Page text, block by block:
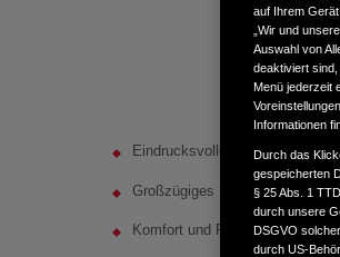
Eindrucksvolle Gestaltung mit
Großzügiges Raumgefühl im
Komfort und Platzangebot
auf Ihrem
„Wir und
Auswahl von
deaktiviert
Menü jederzeit
Informationen
Durch das
gespeicherten
§ 25 Abs. 1
durch unsere
DSGVO
durch US-